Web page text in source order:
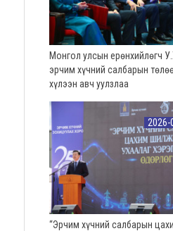
Монгол улсын ерөнхийлөгч
эрчим хүчний салбарын
хүлээн авч уулзлаа
2026-
“Эрчим хүчний салбарын